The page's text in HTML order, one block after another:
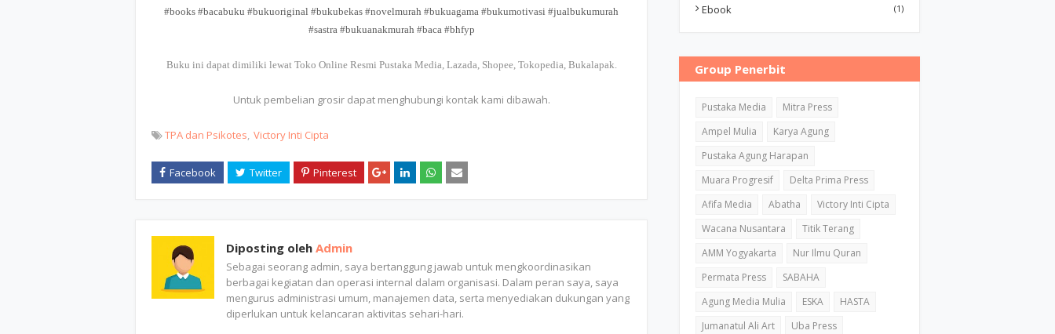
#books #bacabuku #bukuoriginal #bukubekas #novelmurah #bukuagama #bukumotivasi #jualbukumurah
#sastra #bukuanakmurah #baca #bhfyp
Buku ini dapat dimiliki lewat Toko Online Resmi Pustaka Media, Lazada, Shopee, Tokopedia, Bukalapak.
Untuk pembelian grosir dapat menghubungi kontak kami dibawah.
TPA dan Psikotes Victory Inti Cipta
Diposting oleh Admin
Sebagai seorang admin, saya bertanggung jawab untuk mengkoordinasikan
berbagai kegiatan dan operasi internal dalam organisasi. Dalam peran saya, saya
mengurus administrasi umum, manajemen data, serta menyediakan dukungan yang
diperlukan untuk kelancaran aktivitas sehari-hari.
Ebook (1)
Group Penerbit
Pustaka Media
Mitra Press
Ampel Mulia
Karya Agung
Pustaka Agung Harapan
Muara Progresif
Delta Prima Press
Afifa Media
Abatha
Victory Inti Cipta
Wacana Nusantara
Titik Terang
AMM Yogyakarta
Nur Ilmu Quran
Permata Press
SABAHA
Agung Media Mulia
ESKA
HASTA
Jumanatul Ali Art
Uba Press